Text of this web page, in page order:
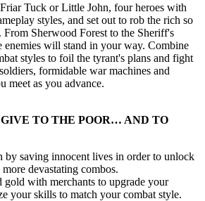
Tuck or Little John, four heroes with
styles, and set out to rob the rich so
From Sherwood Forest to the Sheriff's
enemies will stand in your way. Combine
styles to foil the tyrant's plans and fight
formidable war machines and
meet as you advance.
TO THE POOR… AND TO
by saving innocent lives in order to unlock
devastating combos.
gold with merchants to upgrade your
your skills to match your combat style.